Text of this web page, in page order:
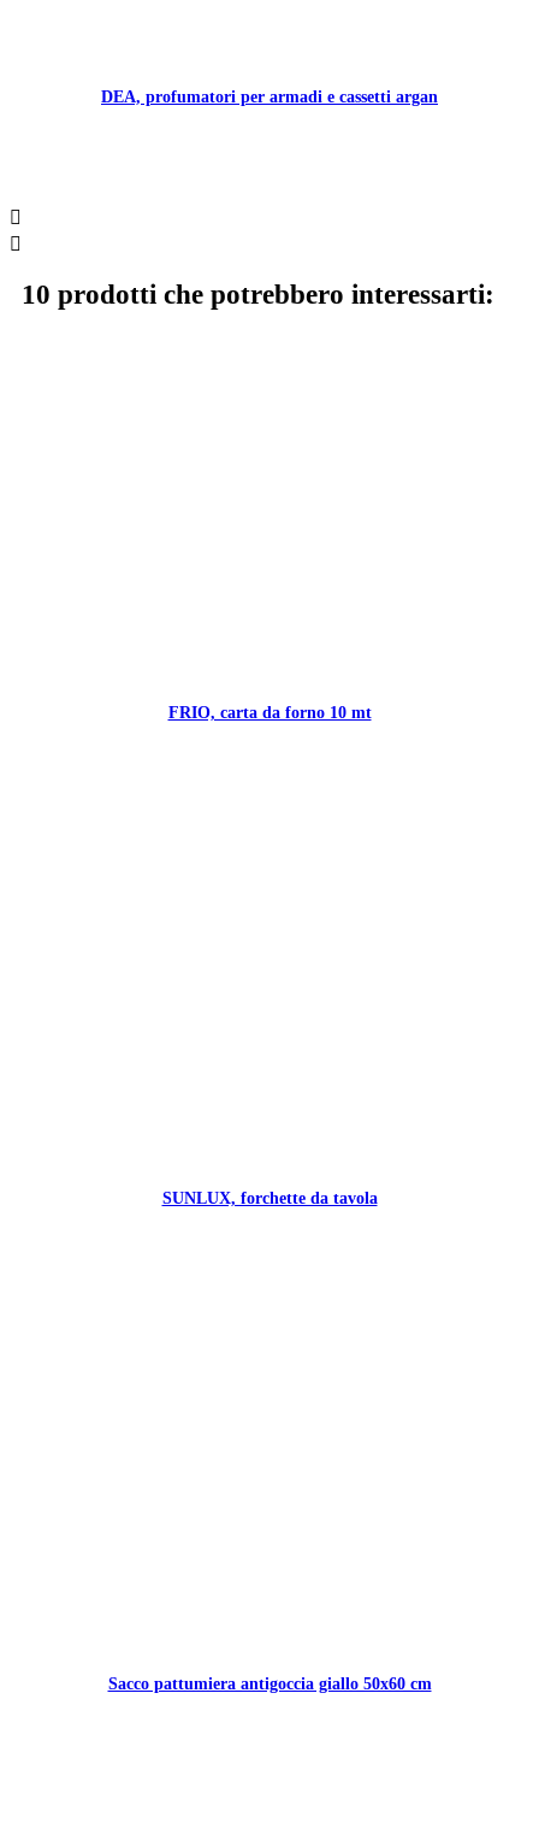
DEA, profumatori per armadi e cassetti argan


10 prodotti che potrebbero interessarti:
FRIO, carta da forno 10 mt
SUNLUX, forchette da tavola
Sacco pattumiera antigoccia giallo 50x60 cm